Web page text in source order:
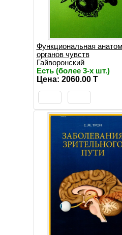
Функциональная
органов чувств
Гайворонский
Есть (более 3-х шт.)
Цена: 2060.00 T